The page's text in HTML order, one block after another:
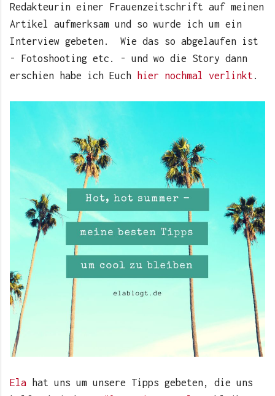
Redakteurin einer Frauenzeitschrift auf meinen
Artikel aufmerksam und so wurde ich um ein
Interview gebeten. Wie das so abgelaufen ist
- Fotoshooting etc. - und wo die Story dann
erschien habe ich Euch hier nochmal verlinkt .
Ela
hat uns um unsere Tipps gebeten, die uns